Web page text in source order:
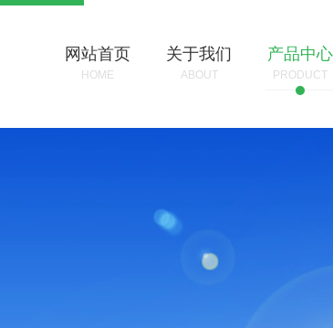
网站首页
HOME
关于我们
ABOUT
产品中心
PRODUCT